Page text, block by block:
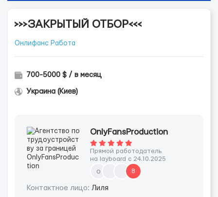
>>>ЗАКРЫТЫЙ ОТБОР<<<
Онлифанс Работа
700-5000 $ / в месяц
Украина (Киев)
OnlyFansProduction
Прямой работодатель
на layboard с 24.10.2025
o 8
Контактное лицо: Лиля